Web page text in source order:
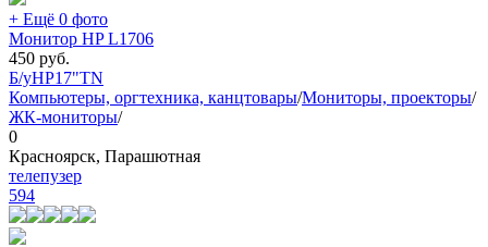
+ Ещё 0 фото
Монитор HP L1706
450 руб.
Б/уHP17"TN
Компьютеры, оргтехника, канцтовары/Мониторы, проекторы/
ЖК-мониторы/
0
Красноярск, Парашютная
телепузер
594